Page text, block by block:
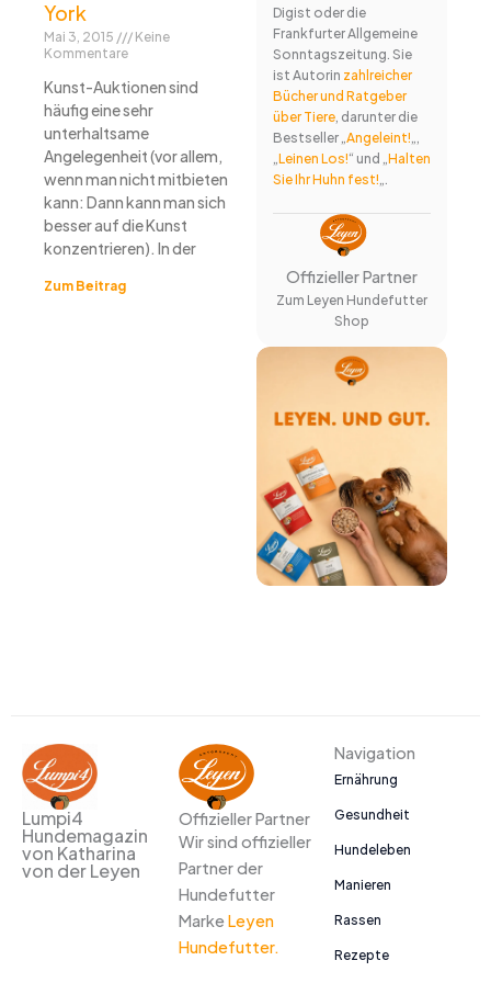
York
Mai 3, 2015
Keine
Kommentare
Kunst-Auktionen sind
häufig eine sehr
unterhaltsame
Angelegenheit (vor allem,
wenn man nicht mitbieten
kann: Dann kann man sich
besser auf die Kunst
konzentrieren). In der
Zum Beitrag
Digist oder die
Frankfurter Allgemeine
Sonntagszeitung. Sie
ist Autorin zahlreicher
Bücher und Ratgeber
über Tiere, darunter die
Bestseller „Angeleint!„,
„Leinen Los!“ und „Halten
Sie Ihr Huhn fest!„.
Offizieller Partner
Zum Leyen Hundefutter
Shop
Lumpi4
Hundemagazin
von Katharina
von der Leyen
Offizieller Partner
Wir sind offizieller
Partner der
Hundefutter
Marke Leyen
Hundefutter.
Navigation
Ernährung
Gesundheit
Hundeleben
Manieren
Rassen
Rezepte